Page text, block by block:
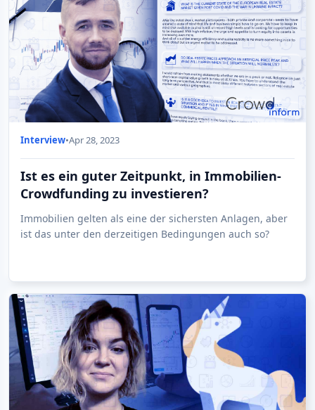
Interview•Apr 28, 2023
Ist es ein guter Zeitpunkt, in Immobilien-
Crowdfunding zu investieren?
Immobilien gelten als eine der sichersten Anlagen, aber
ist das unter den derzeitigen Bedingungen auch so?